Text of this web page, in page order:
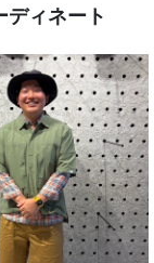
ィネート